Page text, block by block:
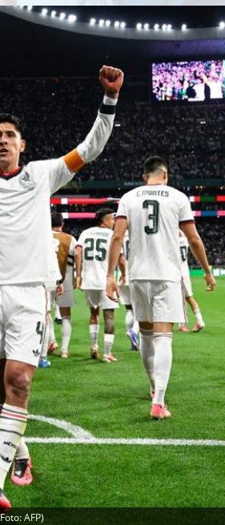
AFP)